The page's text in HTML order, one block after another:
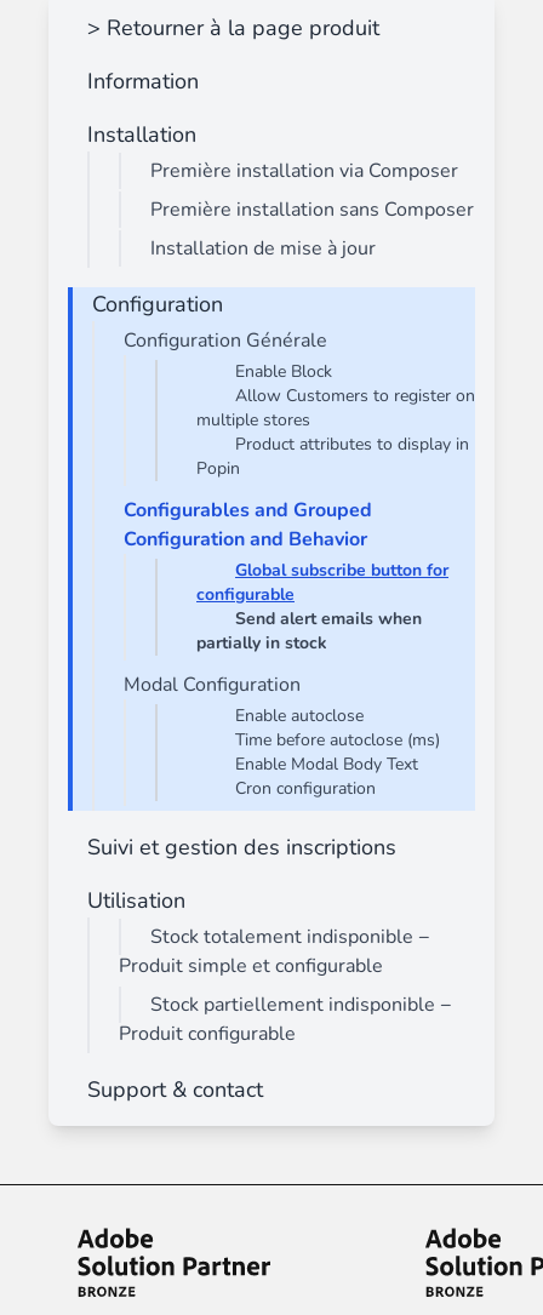
> Retourner à la page produit
Information
Installation
Première installation via Composer
Première installation sans Composer
Installation de mise à jour
Configuration
Configuration Générale
Enable Block
Allow Customers to register on
multiple stores
Product attributes to display in
Popin
Configurables and Grouped
Configuration and Behavior
Global subscribe button for
configurable
Send alert emails when
partially in stock
Modal Configuration
Enable autoclose
Time before autoclose (ms)
Enable Modal Body Text
Cron configuration
Suivi et gestion des inscriptions
Utilisation
Stock totalement indisponible −
Produit simple et configurable
Stock partiellement indisponible −
Produit configurable
Support & contact